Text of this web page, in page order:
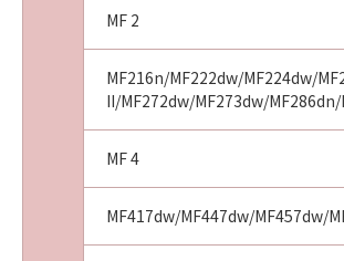
キヤノン株式会社
No.021110
MF 2
MF216n/MF222dw/MF224dw/
II/MF272dw/MF273dw/MF286dn/
MF 4
MF417dw/MF447dw/MF457dw/